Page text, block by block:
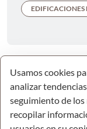
EDIFICACIONES
Usamos cookies
analizar
seguimiento de
recopilar